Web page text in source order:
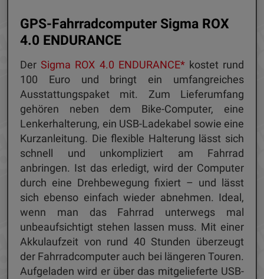
GPS-Fahrradcomputer Sigma ROX
4.0 ENDURANCE
Der Sigma ROX 4.0 ENDURANCE*kostet rund
100 Euro und bringt ein umfangreiches
Ausstattungspaket mit. Zum Lieferumfang
gehören neben dem Bike-Computer, eine
Lenkerhalterung, ein USB-Ladekabel sowie eine
Kurzanleitung. Die flexible Halterung lässt sich
schnell und unkompliziert am Fahrrad
anbringen. Ist das erledigt, wird der Computer
durch eine Drehbewegung fixiert – und lässt
sich ebenso einfach wieder abnehmen. Ideal,
wenn man das Fahrrad unterwegs mal
unbeaufsichtigt stehen lassen muss. Mit einer
Akkulaufzeit von rund 40 Stunden überzeugt
der Fahrradcomputer auch bei längeren Touren.
Aufgeladen wird er über das mitgelieferte USB-